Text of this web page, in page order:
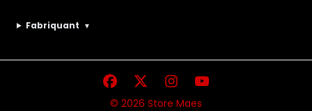
Fabriquant ▼
© 2026 Store Maes